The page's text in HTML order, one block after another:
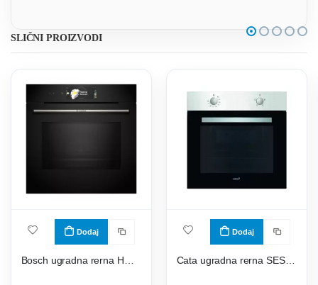
SLIČNI PROIZVODI
Dodaj Dodaj
Cata ugradna rerna SES 7004